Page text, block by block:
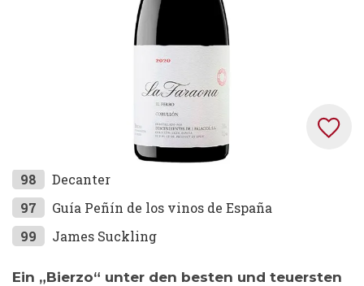
Zum
Anfang
der
Bildgalerie
98
Decanter
97
Guía Peñín de los vinos de España
99
James Suckling
Ein „Bierzo“ unter den besten und teuersten